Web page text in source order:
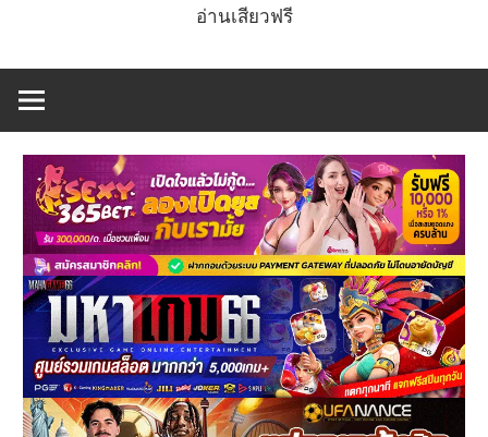
อ่านเสียวฟรี